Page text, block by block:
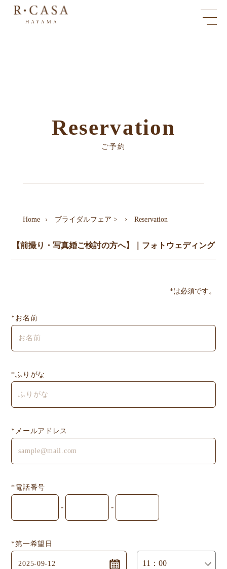
Reservation
ご予約
Home ブライダルフェア > Reservation
*は必須です。
*お名前
*ふりがな
*メールアドレス
*電話番号
- -
*第一希望日